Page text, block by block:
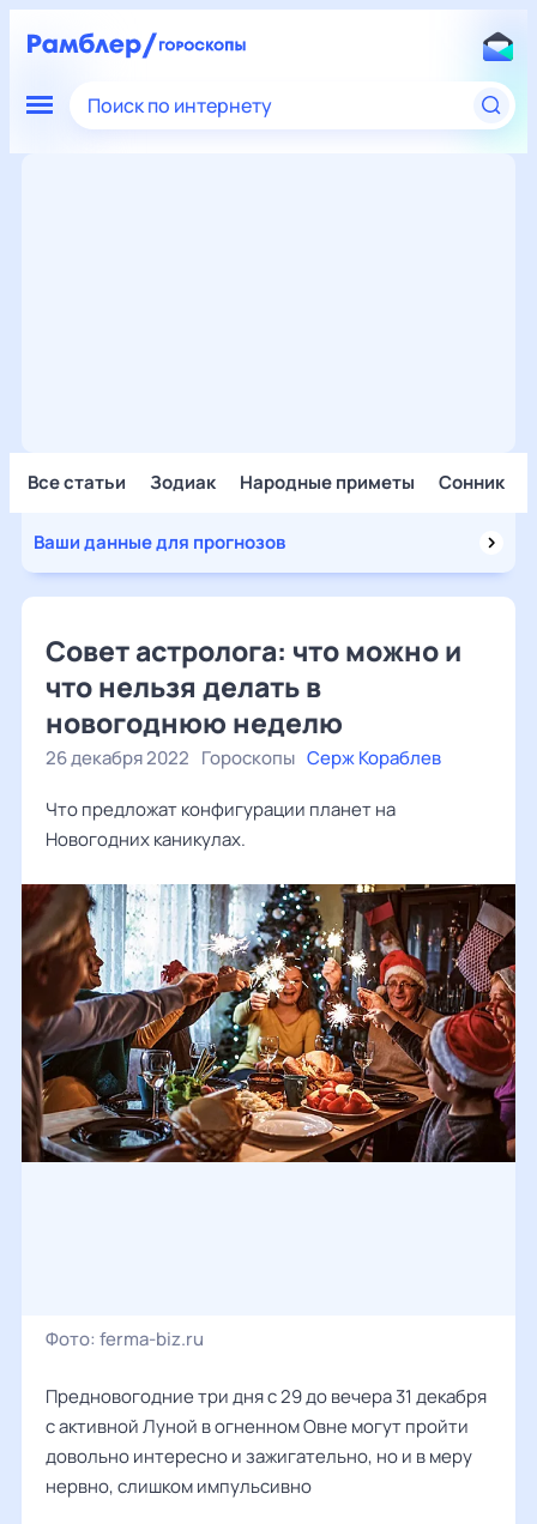
Поиск по интернету
Все статьи Зодиак Народные приметы Сонник
Ваши данные для прогнозов
Совет астролога: что можно и
что нельзя делать в
новогоднюю неделю
26 декабря 2022 Гороскопы Серж Кораблев
Что предложат конфигурации планет на
Новогодних каникулах.
Фото: ferma-biz.ru
Предновогодние три дня с 29 до вечера 31 декабря
с активной Луной в огненном Овне могут пройти
довольно интересно и зажигательно, но и в меру
нервно, слишком импульсивно